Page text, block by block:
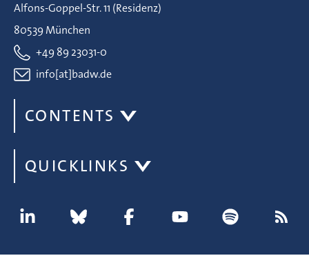
Alfons-Goppel-Str. 11 (Residenz)
80539 München
+49 89 23031-0
info[at]badw.de
CONTENTS
QUICKLINKS